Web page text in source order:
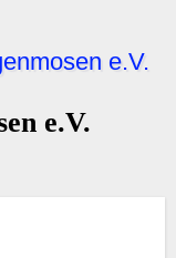
e.V.